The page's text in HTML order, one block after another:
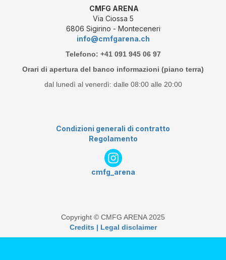
CMFG ARENA
Via Ciossa 5
6806 Sigirino - Monteceneri
info@cmfgarena.ch
Telefono: +41 091 945 06 97
Orari di apertura del banco informazioni (piano terra)
dal lunedì al venerdì: dalle 08:00 alle 20:00
Condizioni generali di contratto
Regolamento
cmfg_arena
Copyright © CMFG ARENA 2025
Credits | Legal disclaimer